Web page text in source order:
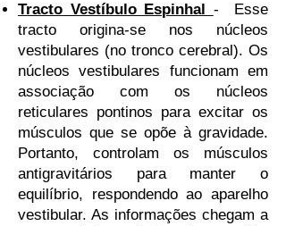
Tracto Vestíbulo Espinhal - Esse
tracto origina-se nos núcleos
vestibulares (no tronco cerebral). Os
núcleos vestibulares funcionam em
associação com os núcleos
reticulares pontinos para excitar os
músculos que se opõe à gravidade.
Portanto, controlam os músculos
antigravitários para manter o
equilíbrio, respondendo ao aparelho
vestibular. As informações chegam a